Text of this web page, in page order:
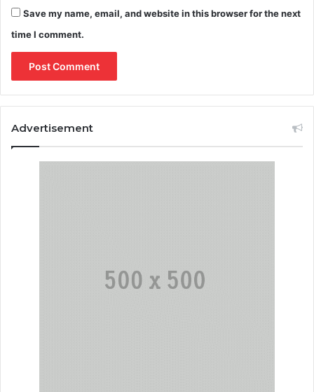
Save my name, email, and website in this browser for the next
time I comment.
Advertisement